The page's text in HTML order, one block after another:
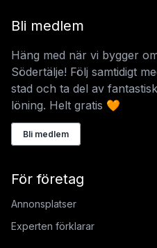
Bli medlem
Häng med när vi bygger
Södertälje! Följ samtidigt
stad och ta del av
löning. Helt gratis 🧡
Bli medlem
För företag
Annonsplatser
Experten förklarar